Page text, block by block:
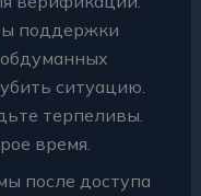
поддержки
ситуацию.
терпеливы.
время.
после доступа